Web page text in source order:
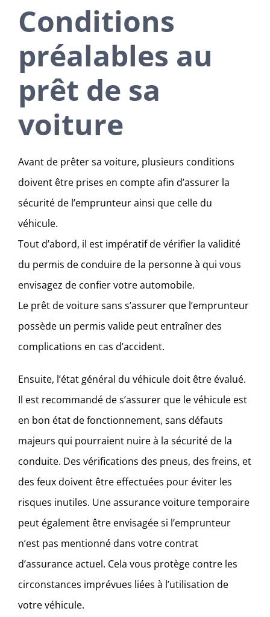
Conditions
préalables au
prêt de sa
voiture
Avant de prêter sa voiture, plusieurs conditions
doivent être prises en compte afin d’assurer la
sécurité de l’emprunteur ainsi que celle du
véhicule.
Tout d’abord, il est impératif de vérifier la validité
du permis de conduire de la personne à qui vous
envisagez de confier votre automobile.
Le prêt de voiture sans s’assurer que l’emprunteur
possède un permis valide peut entraîner des
complications en cas d’accident.
Ensuite, l’état général du véhicule doit être évalué.
Il est recommandé de s’assurer que le véhicule est
en bon état de fonctionnement, sans défauts
majeurs qui pourraient nuire à la sécurité de la
conduite. Des vérifications des pneus, des freins, et
des feux doivent être effectuées pour éviter les
risques inutiles. Une assurance voiture temporaire
peut également être envisagée si l’emprunteur
n’est pas mentionné dans votre contrat
d’assurance actuel. Cela vous protège contre les
circonstances imprévues liées à l’utilisation de
votre véhicule.